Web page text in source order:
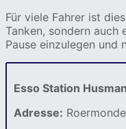
Für viele Fahrer ist
Tanken, sondern auch
Pause einzulegen und
Esso Station
Adresse: